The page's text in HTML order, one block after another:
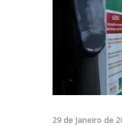
29 de Janeiro de